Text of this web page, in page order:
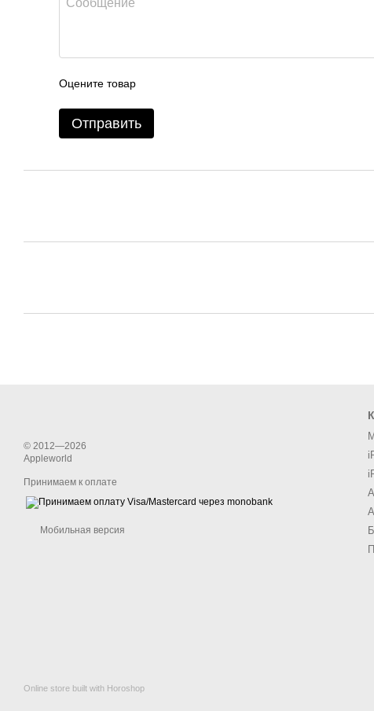
Оцените товар
Отправить
© 2012—2026
Appleworld
Принимаем к оплате
Мобильная версия
Online store built with Horoshop